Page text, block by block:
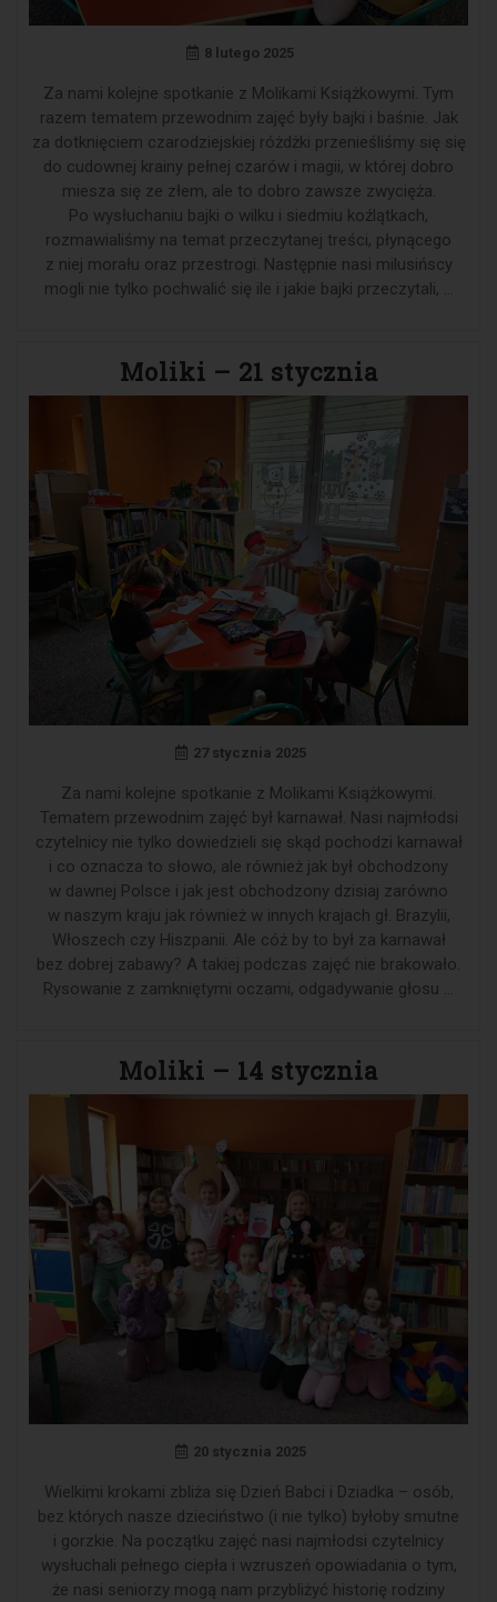
8 lutego 2025
Za nami kolejne spotkanie z Molikami Książkowymi. Tym
razem tematem przewodnim zajęć były bajki i baśnie. Jak
za dotknięciem czarodziejskiej różdżki przenieśliśmy się się
do cudownej krainy pełnej czarów i magii, w której dobro
miesza się ze złem, ale to dobro zawsze zwycięża.
Po wysłuchaniu bajki o wilku i siedmiu koźlątkach,
rozmawialiśmy na temat przeczytanej treści, płynącego
z niej morału oraz przestrogi. Następnie nasi milusińscy
mogli nie tylko pochwalić się ile i jakie bajki przeczytali, …
Moliki – 21 stycznia
27 stycznia 2025
Za nami kolejne spotkanie z Molikami Książkowymi.
Tematem przewodnim zajęć był karnawał. Nasi najmłodsi
czytelnicy nie tylko dowiedzieli się skąd pochodzi karnawał
i co oznacza to słowo, ale również jak był obchodzony
w dawnej Polsce i jak jest obchodzony dzisiaj zarówno
w naszym kraju jak również w innych krajach gł. Brazylii,
Włoszech czy Hiszpanii. Ale cóż by to był za karnawał
bez dobrej zabawy? A takiej podczas zajęć nie brakowało.
Rysowanie z zamkniętymi oczami, odgadywanie głosu …
Moliki – 14 stycznia
20 stycznia 2025
Wielkimi krokami zbliża się Dzień Babci i Dziadka – osób,
bez których nasze dzieciństwo (i nie tylko) byłoby smutne
i gorzkie. Na początku zajęć nasi najmłodsi czytelnicy
wysłuchali pełnego ciepła i wzruszeń opowiadania o tym,
że nasi seniorzy mogą nam przybliżyć historię rodziny